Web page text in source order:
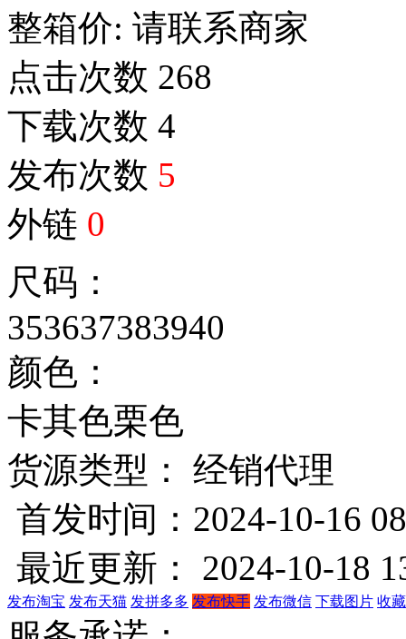
整箱价: 请联系商家
点击次数 268
下载次数 4
发布次数 5
外链 0
尺码：
353637383940
颜色：
卡其色栗色
货源类型： 经销代理
首发时间：2024-10-16
最近更新： 2024-10-18
发布淘宝 发布天猫 发拼多多 发布快手 发布微信 下载图片 收